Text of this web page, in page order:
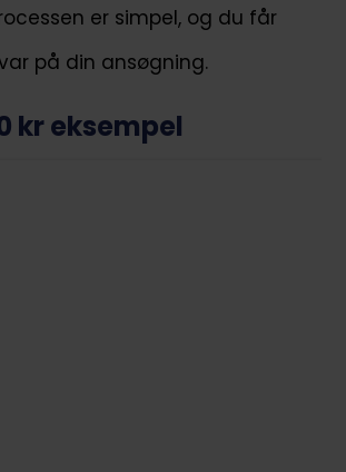
er simpel, og du får
på din ansøgning.
kr eksempel